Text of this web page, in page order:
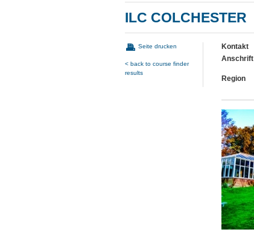
ILC COLCHESTER
Seite drucken
< back to course finder
results
Kontakt
Anschrift
Region